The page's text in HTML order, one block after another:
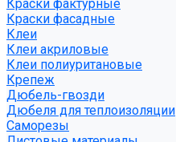
Краски фактурные
Краски фасадные
Клеи
Клеи акриловые
Клеи полиуритановые
Крепеж
Дюбель-гвозди
Дюбеля для теплоизоляции
Саморезы